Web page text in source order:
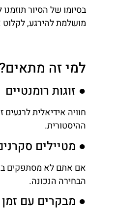
בסיומו של הסיור
מושלמת להירגע, לקלוט
למי זה מתאים?
● זוגות רומנטיים
חוויה אידיאלית
ההיסטורית.
● מטיילים
אם אתם לא מסתפקים
הבחירה הנכונה.
● מבקרים עם זמן